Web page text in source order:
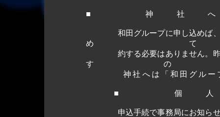
■ 神社
和田グループに申し込めば、自
め
約する必要はありません。昨年
す
神社へは「和田グループ
■ 個人
申込手続で事務局にお知らせ頂